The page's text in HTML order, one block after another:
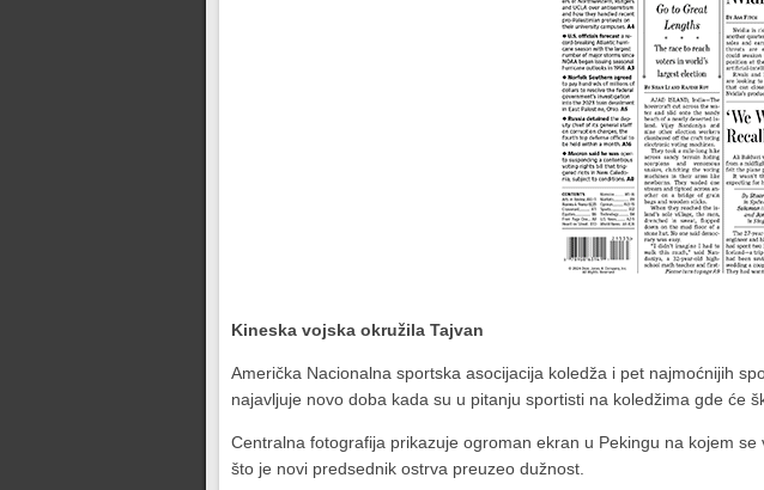
Kineska vojska okružila Tajvan
Američka Nacionalna sportska asocijacija koledža i pet najmoćnijih
najavljuje novo doba kada su u pitanju sportisti na koledžima gde će
Centralna fotografija prikazuje ogroman ekran u Pekingu na kojem
što je novi predsednik ostrva preuzeo dužnost.